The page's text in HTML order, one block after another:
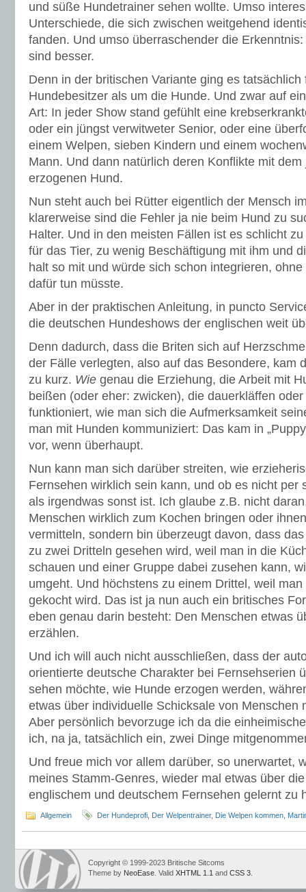
und süße Hundetrainer sehen wollte. Umso
Unterschiede, die sich zwischen weitgehend
fanden. Und umso überraschender die
sind besser.
Denn in der britischen Variante ging es tatsächlich
Hundebesitzer als um die Hunde. Und zwar auf
Art: In jeder Show stand gefühlt eine
oder ein jüngst verwitweter Senior, oder eine
einem Welpen, sieben Kindern und einem
Mann. Und dann natürlich deren Konflikte mit
erzogenen Hund.
Nun steht auch bei Rütter eigentlich der Mensch
klarerweise sind die Fehler ja nie beim Hund zu
Halter. Und in den meisten Fällen ist es schlicht
für das Tier, zu wenig Beschäftigung mit ihm und
halt so mit und würde sich schon integrieren,
dafür tun müsste.
Aber in der praktischen Anleitung, in puncto
die deutschen Hundeshows der englischen weit
Denn dadurch, dass die Briten sich auf
der Fälle verlegten, also auf das Besondere, kam
zu kurz. Wie genau die Erziehung, die Arbeit mit
beißen (oder eher: zwicken), die dauerkläffen
funktioniert, wie man sich die Aufmerksamkeit
man mit Hunden kommuniziert: Das kam in
vor, wenn überhaupt.
Nun kann man sich darüber streiten, wie
Fernsehen wirklich sein kann, und ob es nicht per
als irgendwas sonst ist. Ich glaube z.B. nicht
Menschen wirklich zum Kochen bringen oder
vermitteln, sondern bin überzeugt davon, dass das
zu zwei Dritteln gesehen wird, weil man in die
schauen und einer Gruppe dabei zusehen kann,
umgeht. Und höchstens zu einem Drittel, weil
gekocht wird. Das ist ja nun auch ein britisches
eben genau darin besteht: Den Menschen etwas
erzählen.
Und ich will auch nicht ausschließen, dass der
orientierte deutsche Charakter bei Fernsehserien
sehen möchte, wie Hunde erzogen werden,
etwas über individuelle Schicksale von Menschen
Aber persönlich bevorzuge ich da die
ich, na ja, tatsächlich ein, zwei Dinge
Und freue mich vor allem darüber, so unerwartet,
meines Stamm-Genres, wieder mal etwas über
englischem und deutschem Fernsehen gelernt zu
Allgemein Der Hundeprofi Der Welpentrainer, Die Welpen kommen
Copyright © 1999-2023 Britische Sitcoms
Theme by NeoEase . Valid XHTML 1.1 and CSS 3